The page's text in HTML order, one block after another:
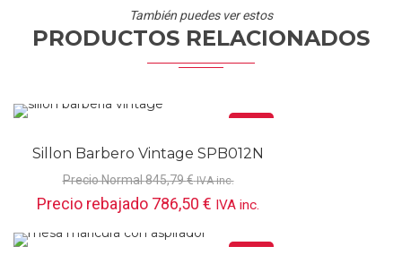
También puedes ver estos
PRODUCTOS RELACIONADOS
Sillon Barbero Vintage SPB012N
Precio Normal845,79€ IVA inc.
Precio rebajado 786,50 € IVA inc.